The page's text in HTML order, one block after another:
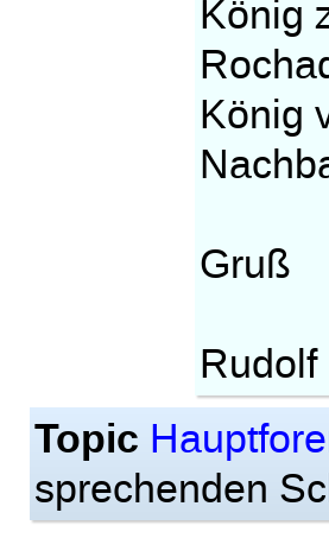
König
König
Gruß
Rudolf
Topic
sprechenden